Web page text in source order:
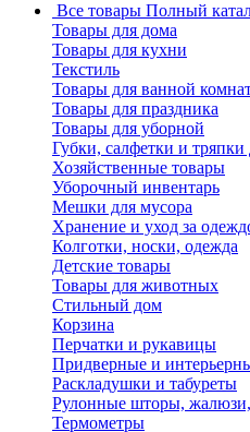
Все товары Полный
Товары для дома
Товары для кухни
Текстиль
Товары для ванной
Товары для праздника
Товары для уборной
Губки, салфетки и тряпки
Хозяйственные товары
Уборочный инвентарь
Мешки для мусора
Хранение и уход за
Колготки, носки, одежда
Детские товары
Товары для животных
Стильный дом
Корзина
Перчатки и рукавицы
Придверные и
Раскладушки и табуреты
Рулонные шторы,
Термометры